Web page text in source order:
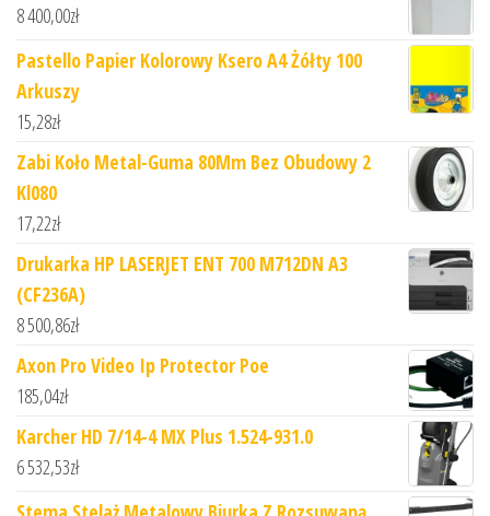
8 400,00zł
Pastello Papier Kolorowy Ksero A4 Żółty 100
Arkuszy
15,28zł
Zabi Koło Metal-Guma 80Mm Bez Obudowy 2
Kl080
17,22zł
Drukarka HP LASERJET ENT 700 M712DN A3
(CF236A)
8 500,86zł
Axon Pro Video Ip Protector Poe
185,04zł
Karcher HD 7/14-4 MX Plus 1.524-931.0
6 532,53zł